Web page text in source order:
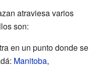
atraviesa varios
son:
en un punto donde se
Manitoba,